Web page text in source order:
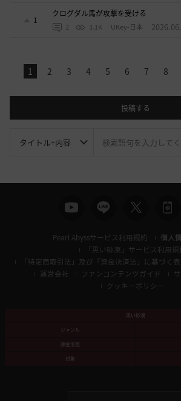
1
クログダル馬が攻撃を受ける
2 3.1K UKey-日本
1 2 3 4 5 6 7 8
投稿する
Pearl Abyssサービス利用規約
個人
「黒い砂漠」サービス利用規
「特定商取引法」及び「資金決済法」に基づく
運営会社
ファンコンテンツガイド
クッキーポリシー
黒い砂漠
ジャンル
課金形態
対象